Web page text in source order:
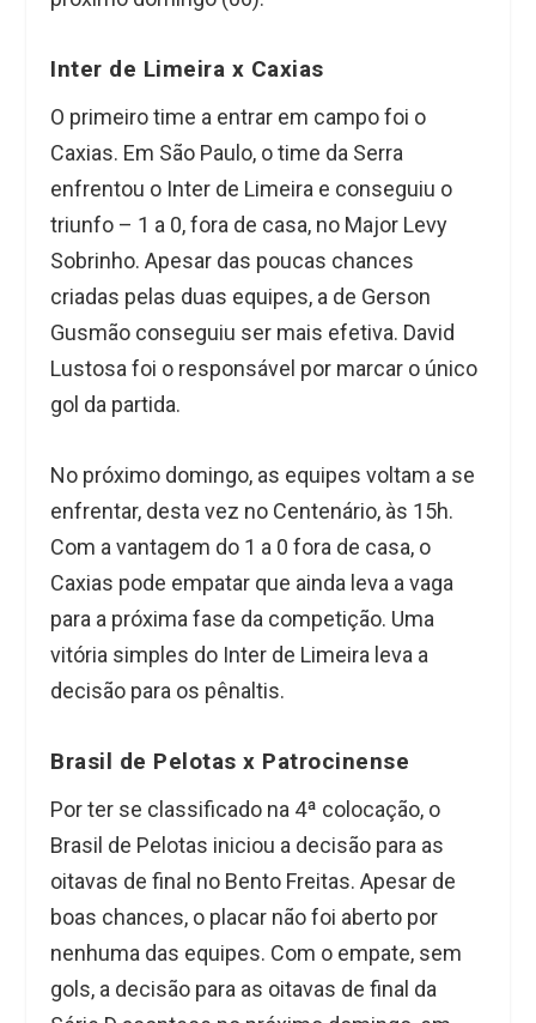
Inter de Limeira x Caxias
O primeiro time a entrar em campo foi o
Caxias. Em São Paulo, o time da Serra
enfrentou o Inter de Limeira e conseguiu o
triunfo – 1 a 0, fora de casa, no Major Levy
Sobrinho. Apesar das poucas chances
criadas pelas duas equipes, a de Gerson
Gusmão conseguiu ser mais efetiva. David
Lustosa foi o responsável por marcar o único
gol da partida.
No próximo domingo, as equipes voltam a se
enfrentar, desta vez no Centenário, às 15h.
Com a vantagem do 1 a 0 fora de casa, o
Caxias pode empatar que ainda leva a vaga
para a próxima fase da competição. Uma
vitória simples do Inter de Limeira leva a
decisão para os pênaltis.
Brasil de Pelotas x Patrocinense
Por ter se classificado na 4ª colocação, o
Brasil de Pelotas iniciou a decisão para as
oitavas de final no Bento Freitas. Apesar de
boas chances, o placar não foi aberto por
nenhuma das equipes. Com o empate, sem
gols, a decisão para as oitavas de final da